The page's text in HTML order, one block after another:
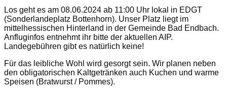
Los geht es am 08.06.2024 ab 11:00 Uhr lokal in EDGT
(Sonderlandeplatz Bottenhorn). Unser Platz liegt im
mittelhessischen Hinterland in der Gemeinde Bad Endbach.
Anfluginfos entnehmt ihr bitte der aktuellen AIP.
Landegebühren gibt es natürlich keine!
Für das leibliche Wohl wird gesorgt sein. Wir planen neben
den obligatorischen Kaltgetränken auch Kuchen und warme
Speisen (Bratwurst / Pommes).